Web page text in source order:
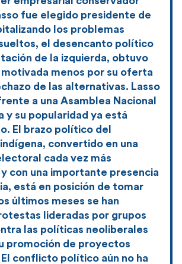
fue elegido presidente de
los problemas
el desencanto político
de la izquierda, obtuvo
motivada menos por su oferta
de las alternativas. Lasso
a una Asamblea Nacional
y su popularidad ya está
El brazo político del
convertido en una
cada vez más
con una importante presencia
está en posición de tomar
últimos meses se han
lideradas por grupos
las políticas neoliberales
promoción de proyectos
conflicto político aún no ha